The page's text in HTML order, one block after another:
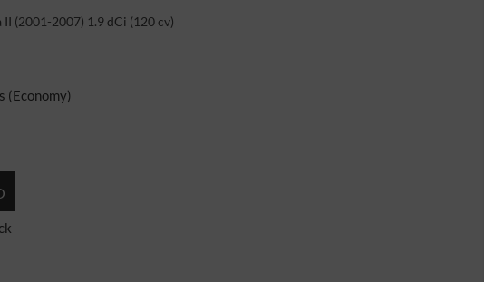
(2001-2007) 1.9 dCi (120 cv)
(Economy)